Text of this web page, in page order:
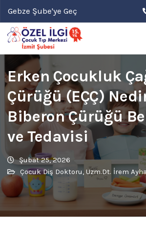
Gebze Şube'ye Geç
Erken Çocukluk
Çürüğü (EÇÇ)
Biberon Çürüğü
ve Tedavisi
Şubat 25, 2026
Çocuk Diş Doktoru, Uzm.Dt. İrem